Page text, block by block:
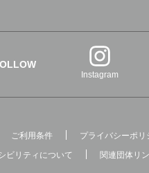
Instagram
ご利用条件 プライバシーポリ
ビリティについて
関連団体リ